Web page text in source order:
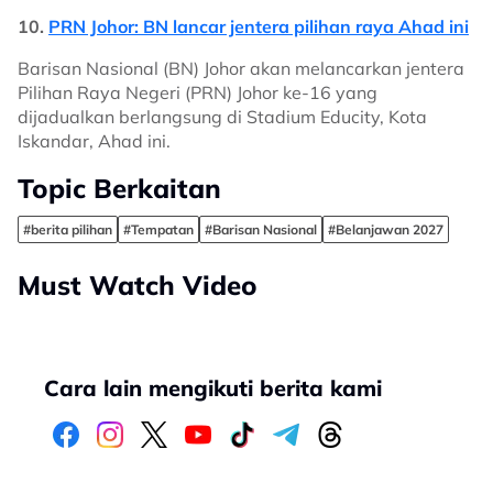
10. PRN Johor: BN lancar jentera pilihan raya Ahad ini
Barisan Nasional (BN) Johor akan melancarkan jentera
Pilihan Raya Negeri (PRN) Johor ke-16 yang
dijadualkan berlangsung di Stadium Educity, Kota
Iskandar, Ahad ini.
Topic Berkaitan
#berita pilihan #Tempatan #Barisan Nasional #Belanjawan 2027
Must Watch Video
Cara lain mengikuti berita kami